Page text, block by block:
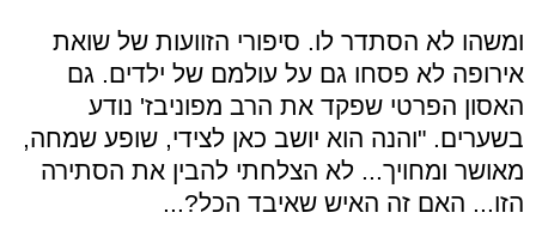
ומשהו לא הסתדר לו. סיפורי הזוועות של שואת
אירופה לא פסחו גם על עולמם של ילדים. גם
האסון הפרטי שפקד את הרב מפוניבז' נודע
בשערים. "והנה הוא יושב כאן לצידי, שופע שמחה,
מאושר ומחויך... לא הצלחתי להבין את הסתירה
הזו... האם זה האיש שאיבד הכל?...